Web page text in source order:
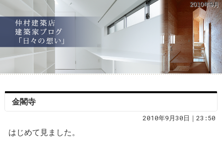
2010年9月
金閣寺
2010年9月30日｜23:50
はじめて見ました。